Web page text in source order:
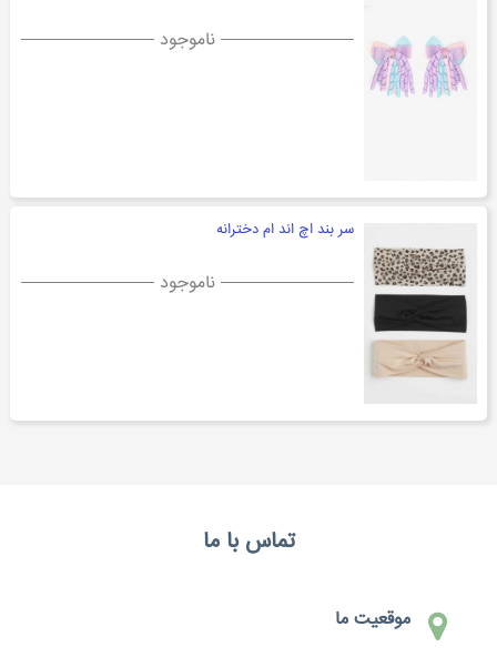
ناموجود
سر بند اچ اند ام دخترانه
ناموجود
تماس با ما
موقعیت ما